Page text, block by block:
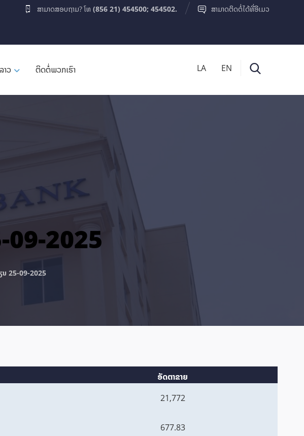
ສາມາດຕິດຕໍ່ໄດ້ທີ່ອີເມວ
ສາມາດສອບຖາມ? ໂທ(856 21) 454500; 454502.
າວ ຕິດຕໍ່ພວກເຮົາ LA EN
2025
25-09-2025
ອັດຕາຂາຍ
21,772
677.83